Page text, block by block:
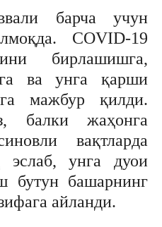
барча учун
COVID-19
бирлашишга,
ва унга қарши
мажбур қилди.
балки жаҳонга
вақтларда
эслаб, унга дуои
бутун башарнинг
айланди.